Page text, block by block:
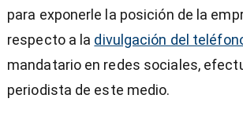
para exponerle la posición de la
respecto a la divulgación del
mandatario en redes sociales,
periodista de este medio.